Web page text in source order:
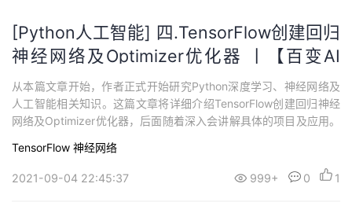
学
堂
的
我
持
我
技的
[Python人工智能] 四.TensorFlow创建回归
神经网络及Optimizer优化器 丨【百变AI
秀】
从本篇文章开始，作者正式开始研究Python深度学习、神经网络及
人工智能相关知识。这篇文章将详细介绍TensorFlow创建回归神经
网络及Optimizer优化器，后面随着深入会讲解具体的项目及应用。
希望大家能与我在这一笔一划的博客中成长起来。
TensorFlow 神经网络
2021-09-04 22:45:37 999+ 0 1